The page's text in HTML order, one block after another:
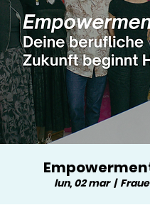
lun, 02 mar
  |